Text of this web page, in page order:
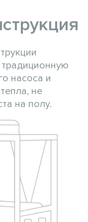
традиционную
насоса и
не
на полу.